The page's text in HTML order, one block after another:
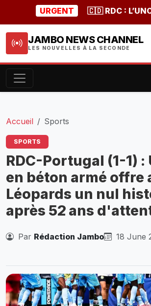
URGENT 🇨🇩 RDC : L’UNC
JAMBO NEWS CHANNEL
LES NOUVELLES À LA SECONDE
Accueil Sports
SPORTS
RDC-Portugal (1-1) :
en béton armé offre
Léopards un nul
après 52 ans
Par Rédaction Jambo 18 June